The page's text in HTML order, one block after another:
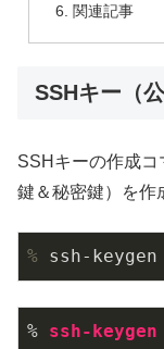
関連記事
SSHキー（
SSHキーの作成コ
鍵＆秘密鍵）を作
% ssh-
% ssh-keygen